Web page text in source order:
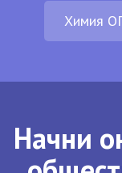
Химия
Начни